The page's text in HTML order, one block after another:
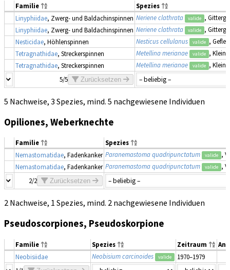
Familie
Spezies
Linyphiidae, Zwerg- und Baldachinspinnen Neriene clathrata valide ,
Linyphiidae, Zwerg- und Baldachinspinnen Neriene clathrata valide ,
Nesticidae, Höhlenspinnen Nesticus cellulanus valide ,
Tetragnathidae, Streckerspinnen Metellina merianae valide ,
Tetragnathidae, Streckerspinnen Metellina merianae valide ,
5/5
Zurücksetzen
5 Nachweise, 3 Spezies, mind. 5 nachgewiesene Individuen
Opiliones, Weberknechte
Familie
Spezies
Nemastomatidae, Fadenkanker Paranemastoma quadripunctatum valide ,
Nemastomatidae, Fadenkanker Paranemastoma quadripunctatum valide ,
2/2
Zurücksetzen
2 Nachweise, 1 Spezies, mind. 2 nachgewiesene Individuen
Pseudoscorpiones, Pseudoskorpione
Familie Spezies Zeitraum
Neobisiidae
Neobisium carcinoides valide
1970–1979